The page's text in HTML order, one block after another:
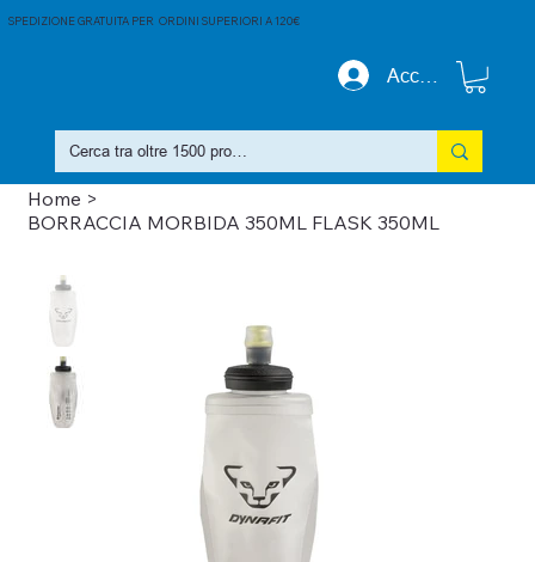
Accedi
SPEDIZIONE GRATUITA PER ORDINI SUPERIORI A 120€
Home >
BORRACCIA MORBIDA 350ML FLASK 350ML